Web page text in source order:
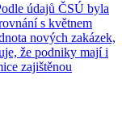
údajů ČSÚ byla
s květnem
nových zakázek,
že podniky mají i
zajištěnou